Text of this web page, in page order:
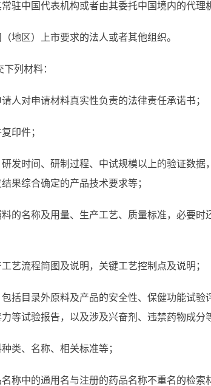
驻中国代表机构或者由其委托中国境内的代理
地区）上市要求的法人或者其他组织。
列材料：
人对申请材料真实性负责的法律责任承诺书；
印件；
研发时间、研制过程、中试规模以上的验证数
果综合确定的产品技术要求等；
的名称及用量、生产工艺、质量标准，必要
艺流程简图及说明，关键工艺控制点及说明；
包括目录外原料及产品的安全性、保健功能试
等试验报告，以及涉及兴奋剂、违禁药物成分
类、名称、相关标准等；
称中的通用名与注册的药品名称不重名的检索